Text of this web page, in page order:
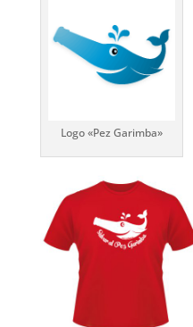
Logo «Pez Garimba»